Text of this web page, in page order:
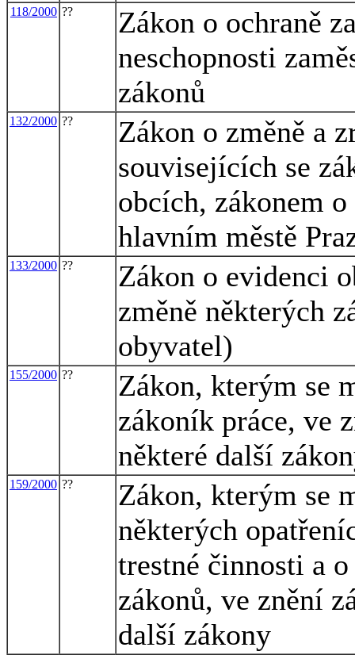
118/2000 ??
Zákon o ochraně
neschopnosti
zákonů
132/2000 ??
Zákon o změně a
souvisejících se
obcích, zákonem
hlavním městě
133/2000 ??
Zákon o evidenci
změně některých
obyvatel)
155/2000 ??
Zákon, kterým se
zákoník práce, ve
některé další
159/2000 ??
Zákon, kterým se
některých
trestné činnosti a
zákonů, ve znění
další zákony